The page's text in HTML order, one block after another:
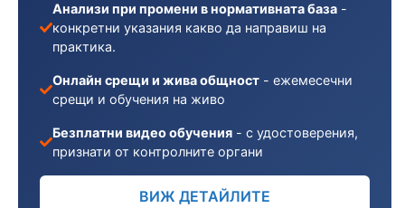
Анализи при промени в нормативната база -
конкретни указания какво да направиш на
практика.
Онлайн срещи и жива общност - ежемесечни
срещи и обучения на живо
Безплатни видео обучения - с удостоверения,
признати от контролните органи
ВИЖ ДЕТАЙЛИТЕ